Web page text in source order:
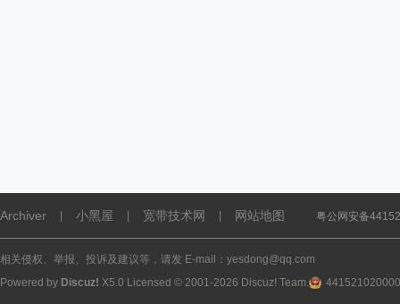
Archiver 小黑屋 宽带技术网 网站地图 粤公网安备
相关侵权、举报、投诉及建议等，请发 E-mail：yesdong@qq.com
Powered by Discuz! X5.0 Licensed © 2001-2026 Discuz! Team.